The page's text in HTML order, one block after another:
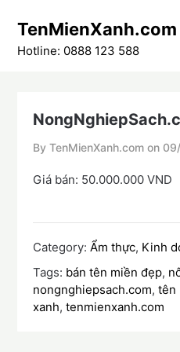
content
TenMienXanh.com
Hotline: 0888 123 588
By TenMienXanh.com on
Giá bán: 50.000.000 VND
Category: Ẩm thực, Kinh
Tags: bán tên miền đẹp,
nongnghiepsach.com,tên
xanh,tenmienxanh.com